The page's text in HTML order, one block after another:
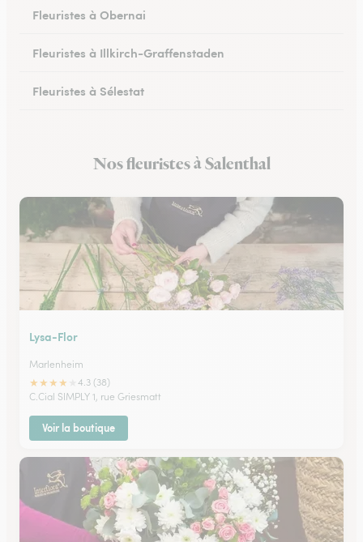
Fleuristes à Obernai
Fleuristes à Illkirch-Graffenstaden
Fleuristes à Sélestat
Fleuristes à Lingolsheim
Nos fleuristes à Salenthal
Lysa-Flor
Marlenheim
★★★★
4.3 (38)
C.Cial SIMPLY 1, rue Griesmatt
Voir la boutique